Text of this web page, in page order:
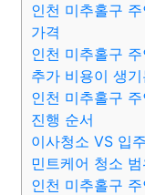
인천 미추홀구
가격
인천 미추홀구
추가 비용이 생
인천 미추홀구
진행 순서
이사청소 VS 입
민트케어 청소 범
인천 미추홀구